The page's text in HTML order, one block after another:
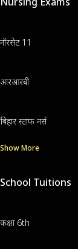
नॉरसेट 11
आरआरबी
बिहार स्टाफ नर्स
Show More
School Tuitions
कक्षा 6th